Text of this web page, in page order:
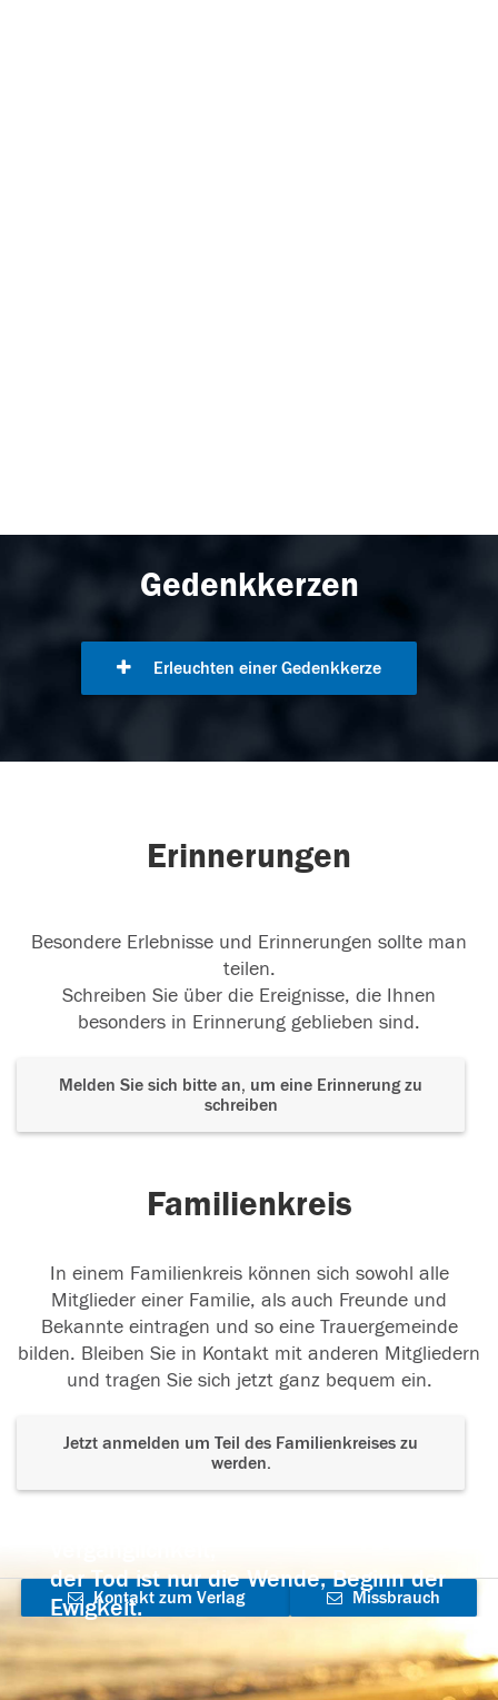
Gedenkkerzen
Erleuchten einer Gedenkkerze
Erinnerungen
Besondere Erlebnisse und Erinnerungen sollte man
teilen.
Schreiben Sie über die Ereignisse, die Ihnen
besonders in Erinnerung geblieben sind.
Melden Sie sich bitte an, um eine Erinnerung zu
schreiben
Familienkreis
In einem Familienkreis können sich sowohl alle
Mitglieder einer Familie, als auch Freunde und
Bekannte eintragen und so eine Trauergemeinde
bilden. Bleiben Sie in Kontakt mit anderen Mitgliedern
und tragen Sie sich jetzt ganz bequem ein.
Jetzt anmelden um Teil des Familienkreises zu
werden.
der Tod ist nur die Wende, Beginn der
Ewigkeit.
Kontakt zum Verlag
aufnehmen
Missbrauch